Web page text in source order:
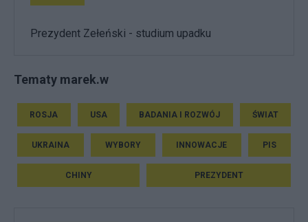
Prezydent Zełeński - studium upadku
Tematy marek.w
ROSJA USA BADANIA I ROZWÓJ ŚWIAT
UKRAINA WYBORY INNOWACJE PIS
CHINY PREZYDENT